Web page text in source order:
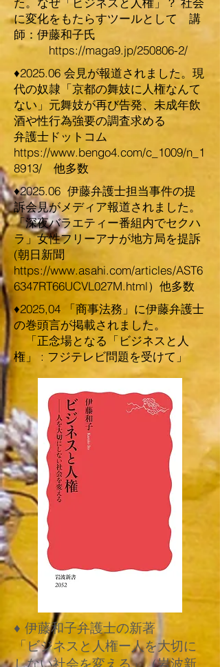
に変化をもたらすツールとして 講
師：伊藤和子氏
​ https://maga9.jp/250806-2/
♦2025.06 会見が報道されました。現
代の奴隷「京都の舞妓に人権なんて
ない」元舞妓が再び告発、未成年飲
酒や性行為強要の調査求める
弁護士ドットコム
https://www.bengo4.com/c_1009/n_1
8913/ 他多数
♦2025.06 伊藤弁護士担当事件の提
訴会見がメディア報道されました。
「深夜バラエティー番組内でセクハ
ラ」女性フリーアナが地方局を提訴
(朝日新聞
https://www.asahi.com/articles/AST6
6347RT66UCVL027M.html）他多数
​♦2025,04 「商事法務」に伊藤弁護士
の巻頭言が掲載されました。
「正念場となる「ビジネスと人
権」 : フジテレビ問題を受けて」
♦ 伊藤和子弁護士の新著
「ビジネスと人権ー人を大切に